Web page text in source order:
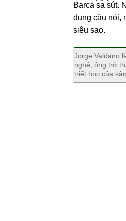
Barca sa sút.
dung cậu nói,
siêu sao.
Jorge Valdano
nghệ, ông trở
triết học của